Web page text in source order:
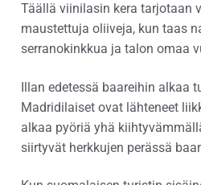
Täällä viinilasin kera tarjotaan
maustettuja oliiveja, kun taas
serranokinkkua ja talon omaa
Illan edetessä baareihin alkaa
Madridilaiset ovat lähteneet
alkaa pyöriä yhä
siirtyvät herkkujen perässä